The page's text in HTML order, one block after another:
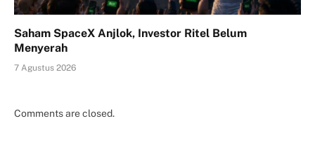
Saham SpaceX Anjlok, Investor Ritel Belum
Menyerah
7 Agustus 2026
Comments are closed.